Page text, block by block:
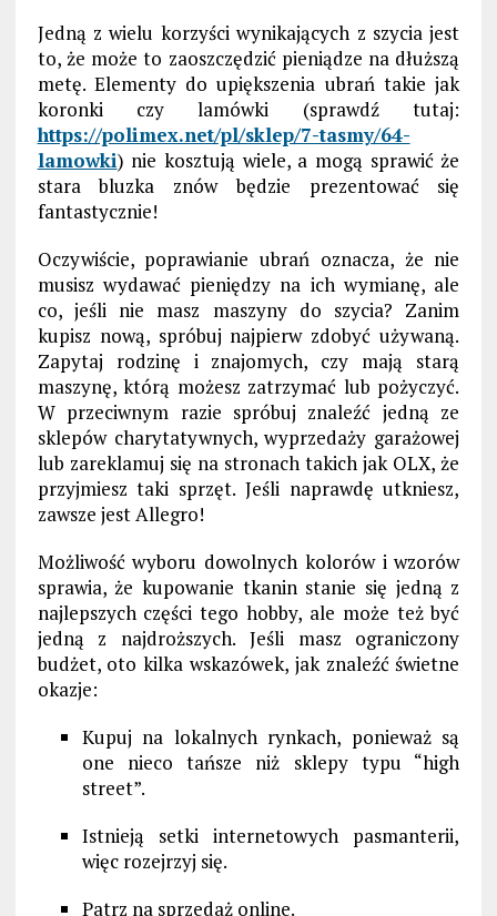
Jedną z wielu korzyści wynikających z szycia jest
to, że może to zaoszczędzić pieniądze na dłuższą
metę. Elementy do upiększenia ubrań takie jak
koronki czy lamówki (sprawdź tutaj:
https://polimex.net/pl/sklep/7-tasmy/64-
lamowki) nie kosztują wiele, a mogą sprawić że
stara bluzka znów będzie prezentować się
fantastycznie!
Oczywiście, poprawianie ubrań oznacza, że ​​nie
musisz wydawać pieniędzy na ich wymianę, ale
co, jeśli nie masz maszyny do szycia? Zanim
kupisz nową, spróbuj najpierw zdobyć używaną.
Zapytaj rodzinę i znajomych, czy mają starą
maszynę, którą możesz zatrzymać lub pożyczyć.
W przeciwnym razie spróbuj znaleźć jedną ze
sklepów charytatywnych, wyprzedaży garażowej
lub zareklamuj się na stronach takich jak OLX, że
przyjmiesz taki sprzęt. Jeśli naprawdę utkniesz,
zawsze jest Allegro!
Możliwość wyboru dowolnych kolorów i wzorów
sprawia, że kupowanie tkanin stanie się jedną z
najlepszych części tego hobby, ale może też być
jedną z najdroższych. Jeśli masz ograniczony
budżet, oto kilka wskazówek, jak znaleźć świetne
okazje:
Kupuj na lokalnych rynkach, ponieważ są
one nieco tańsze niż sklepy typu “high
street”.
Istnieją setki internetowych pasmanterii,
więc rozejrzyj się.
Patrz na sprzedaż online.